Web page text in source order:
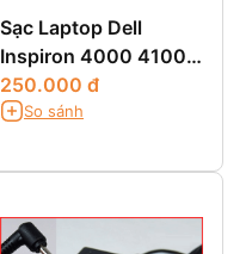
Sạc Laptop Dell
Inspiron 4000 4100
4150
250.000 đ
So sánh